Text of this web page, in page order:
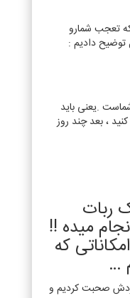
شمارو
دادیم :
.یعنی باید
، بعد چند روز
میده !!
که
صحبت کردیم و